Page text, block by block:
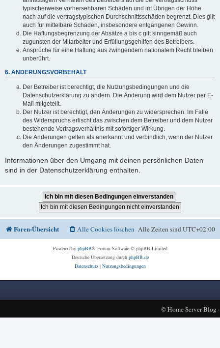
typischerweise vorhersehbaren Schäden und im Übrigen der Höhe
nach auf die vertragstypischen Durchschnittsschäden begrenzt. Dies gilt
auch für mittelbare Schäden, insbesondere entgangenen Gewinn.
Die Haftungsbegrenzung der Absätze a bis c gilt sinngemäß auch
zugunsten der Mitarbeiter und Erfüllungsgehilfen des Betreibers.
Ansprüche für eine Haftung aus zwingendem nationalem Recht bleiben
unberührt.
6. ÄNDERUNGSVORBEHALT
Der Betreiber ist berechtigt, die Nutzungsbedingungen und die
Datenschutzerklärung zu ändern. Die Änderung wird dem Nutzer per E-
Mail mitgeteilt.
Der Nutzer ist berechtigt, den Änderungen zu widersprechen. Im Falle
des Widerspruchs erlischt das zwischen dem Betreiber und dem Nutzer
bestehende Vertragsverhältnis mit sofortiger Wirkung.
Die Änderungen gelten als anerkannt und verbindlich, wenn der Nutzer
den Änderungen zugestimmt hat.
Informationen über den Umgang mit deinen persönlichen Daten
sind in der Datenschutzerklärung enthalten.
Foren-Übersicht Alle Zeiten sindUTC+02:00
Alle Cookies löschen
Powered by phpBB® Forum Software © phpBB Limited
Deutsche Übersetzung durch phpBB.de
Datenschutz| Nutzungsbedingungen
©Home Server Blog